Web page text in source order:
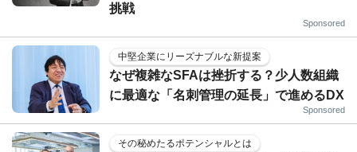
挑戦
Sponsored
中堅企業にリーズナブルな新提案
なぜ複雑なSFAは挫折する？少人数組織
に最適な「名刺管理の延長」で進めるDX
Sponsored
その秘めたるポテンシャルとは